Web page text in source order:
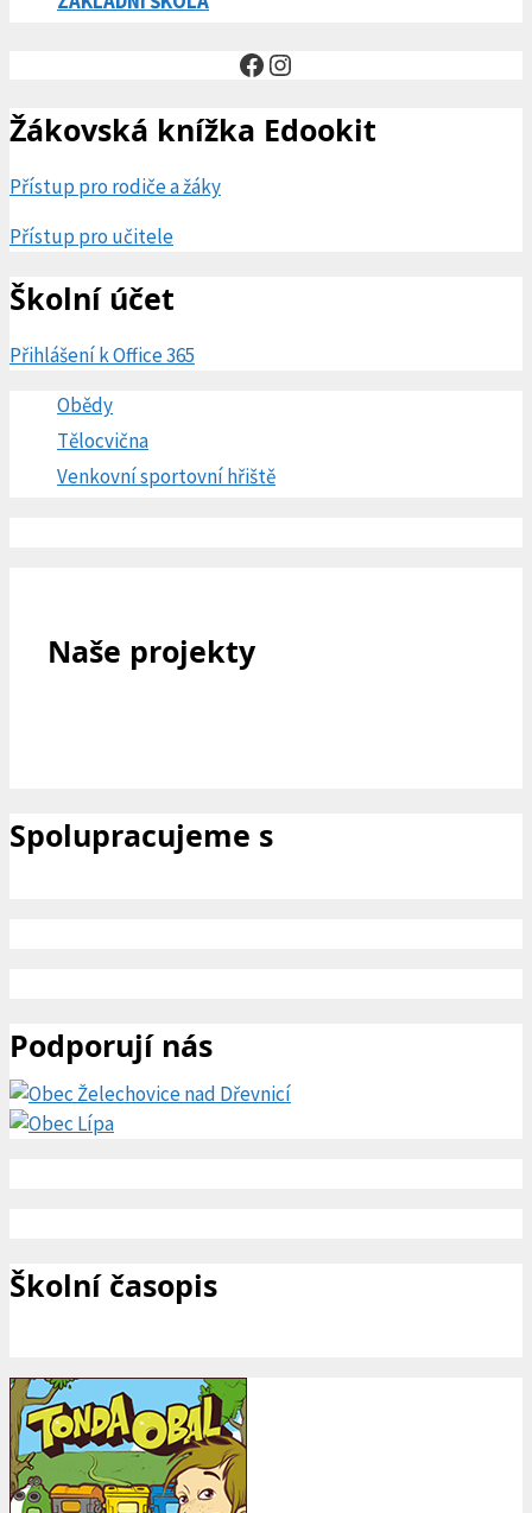
Facebook
Instagram
Žákovská knížka Edookit
Přístup pro rodiče a žáky
Přístup pro učitele
Školní účet
Přihlášení k Office 365
Obědy
Tělocvična
Venkovní sportovní hřiště
Naše projekty
Spolupracujeme s
Podporují nás
Školní časopis